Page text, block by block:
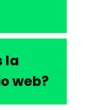
la
web?